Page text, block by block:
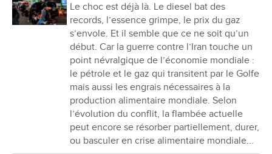
Le choc est déjà là. Le diesel bat des
records, l’essence grimpe, le prix du gaz
s’envole. Et il semble que ce ne soit qu’un
début. Car la guerre contre l’Iran touche un
point névralgique de l’économie mondiale :
le pétrole et le gaz qui transitent par le Golfe
mais aussi les engrais nécessaires à la
production alimentaire mondiale. Selon
l’évolution du conflit, la flambée actuelle
peut encore se résorber partiellement, durer,
ou basculer en crise alimentaire mondiale...